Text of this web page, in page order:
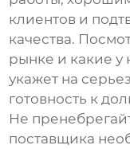
клиентов и
качества.
рынке и какие у
укажет на
готовность к
Не
поставщика